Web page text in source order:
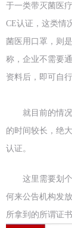
于一类带灭菌医
CE认证，这类情
菌医用口罩，则
称，企业不需要
资料后，即可自
就目前的情
的时间较长，绝
认证。
这里需要划
何来公告机构发
所拿到的所谓证